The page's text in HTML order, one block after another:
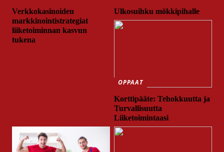
Verkkokasinoiden
markkinointistrategiat
liiketoiminnan kasvun
tukena
Ulkosuihku mökkipihalle
OPPAAT
Korttipääte: Tehokkuutta ja
Turvallisuutta
Liiketoimintaasi